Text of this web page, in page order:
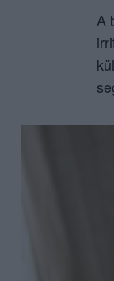
A